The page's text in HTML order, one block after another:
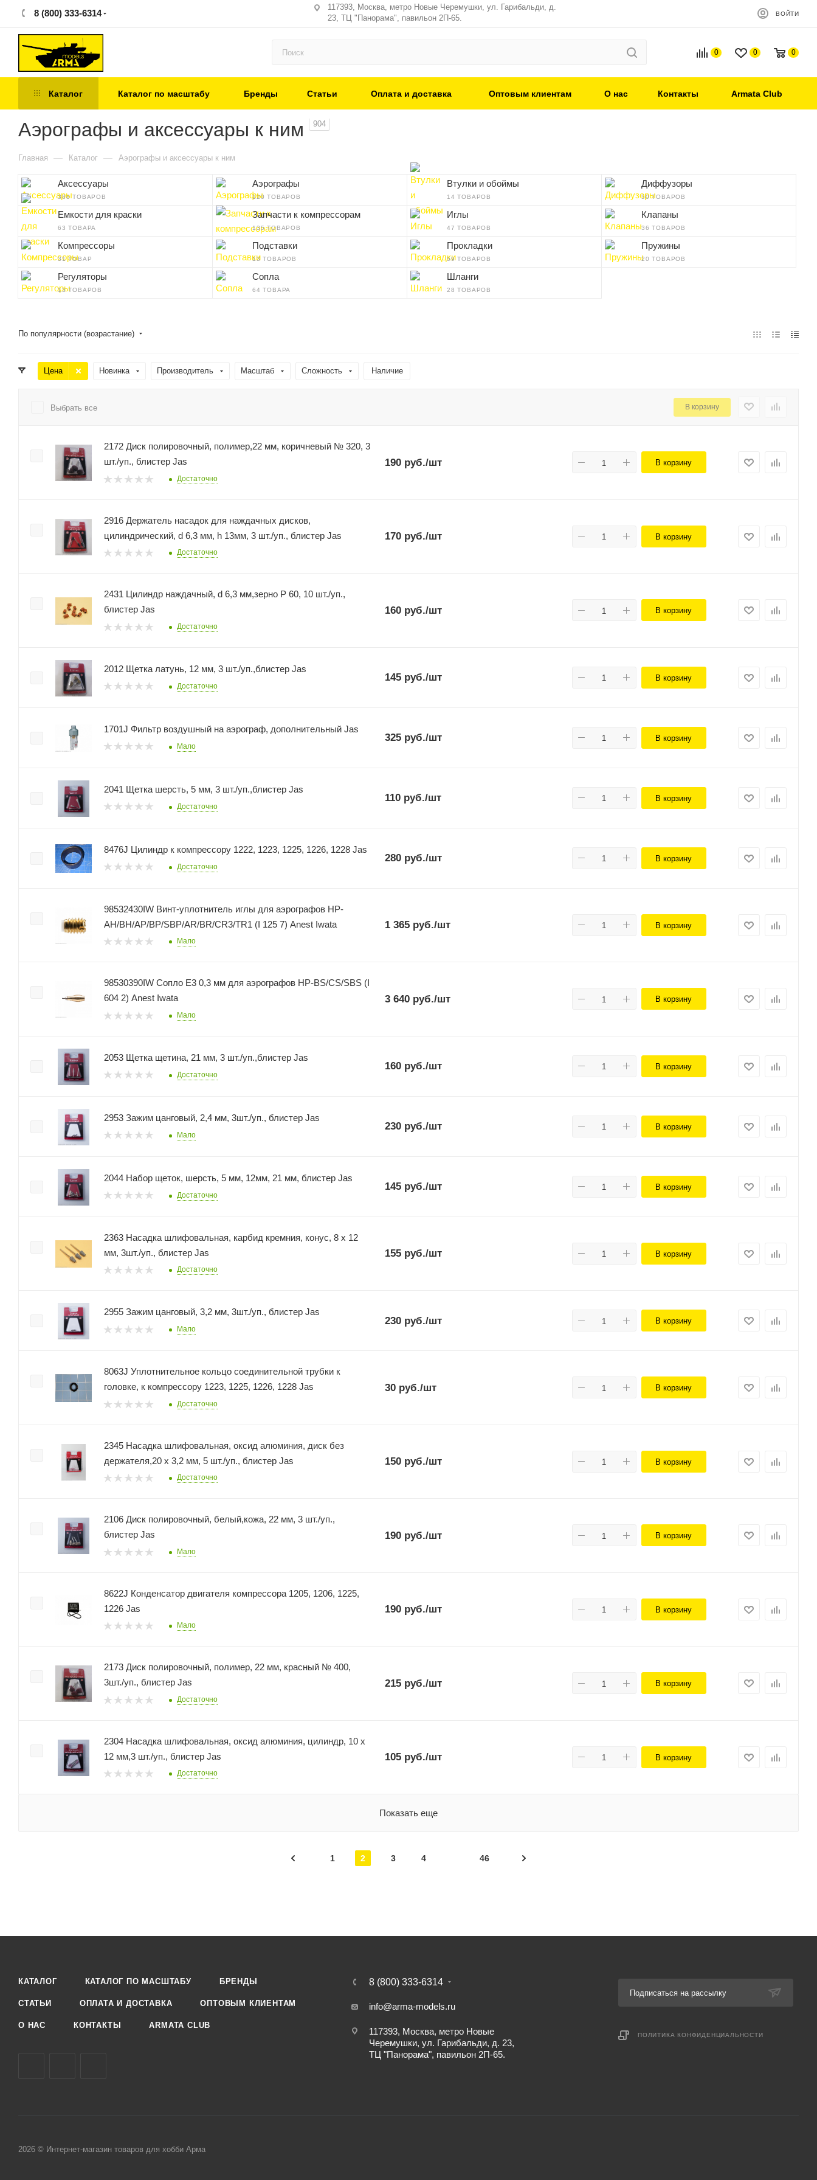
8 (800) 333-6314
117393, Москва, метро Новые Черемушки, ул. Гарибальди, д.
23, ТЦ "Панорама", павильон 2П-65.
ВОЙТИ
0 0 0
Каталог Каталог по масштабу Бренды Статьи Оплата и доставка Оптовым клиентам О нас Контакты Armata Club
Аэрографы и аксессуары к ним 904
Главная — Каталог — Аэрографы и аксессуары к ним
Аксессуары
388 ТОВАРОВ
Аэрографы
120 ТОВАРОВ
Втулки и обоймы
14 ТОВАРОВ
Диффузоры
50 ТОВАРОВ
Емкости для краски
63 ТОВАРА
Запчасти к компрессорам
135 ТОВАРОВ
Иглы
47 ТОВАРОВ
Клапаны
36 ТОВАРОВ
Компрессоры
31 ТОВАР
Подставки
13 ТОВАРОВ
Прокладки
59 ТОВАРОВ
Пружины
20 ТОВАРОВ
Регуляторы
13 ТОВАРОВ
Сопла
64 ТОВАРА
Шланги
28 ТОВАРОВ
По популярности (возрастание)
Цена Новинка Производитель Масштаб Сложность Наличие
Выбрать все В корзину
2172 Диск полировочный, полимер,22 мм, коричневый № 320, 3
шт./уп., блистер Jas
Достаточно
190руб./шт В корзину
2916 Держатель насадок для наждачных дисков,
цилиндрический, d 6,3 мм, h 13мм, 3 шт./уп., блистер Jas
Достаточно
170руб./шт В корзину
2431 Цилиндр наждачный, d 6,3 мм,зерно Р 60, 10 шт./уп.,
блистер Jas
Достаточно
160руб./шт В корзину
2012 Щетка латунь, 12 мм, 3 шт./уп.,блистер Jas
Достаточно
145руб./шт В корзину
1701J Фильтр воздушный на аэрограф, дополнительный Jas
Мало
325руб./шт В корзину
2041 Щетка шерсть, 5 мм, 3 шт./уп.,блистер Jas
Достаточно
110руб./шт В корзину
8476J Цилиндр к компрессору 1222, 1223, 1225, 1226, 1228 Jas
Достаточно
280руб./шт В корзину
98532430IW Винт-уплотнитель иглы для аэрографов HP-
AH/BH/AP/BP/SBP/AR/BR/CR3/TR1 (I 125 7) Anest Iwata
Мало
1 365руб./шт В корзину
98530390IW Сопло E3 0,3 мм для аэрографов HP-BS/CS/SBS (I
604 2) Anest Iwata
Мало
3 640руб./шт В корзину
2053 Щетка щетина, 21 мм, 3 шт./уп.,блистер Jas
Достаточно
160руб./шт В корзину
2953 Зажим цанговый, 2,4 мм, 3шт./уп., блистер Jas
Мало
230руб./шт В корзину
2044 Набор щеток, шерсть, 5 мм, 12мм, 21 мм, блистер Jas
Достаточно
145руб./шт В корзину
2363 Насадка шлифовальная, карбид кремния, конус, 8 х 12
мм, 3шт./уп., блистер Jas
Достаточно
155руб./шт В корзину
2955 Зажим цанговый, 3,2 мм, 3шт./уп., блистер Jas
Мало
230руб./шт В корзину
8063J Уплотнительное кольцо соединительной трубки к
головке, к компрессору 1223, 1225, 1226, 1228 Jas
Достаточно
30руб./шт В корзину
2345 Насадка шлифовальная, оксид алюминия, диск без
держателя,20 х 3,2 мм, 5 шт./уп., блистер Jas
Достаточно
150руб./шт В корзину
2106 Диск полировочный, белый,кожа, 22 мм, 3 шт./уп.,
блистер Jas
Мало
190руб./шт В корзину
8622J Конденсатор двигателя компрессора 1205, 1206, 1225,
1226 Jas
Мало
190руб./шт В корзину
2173 Диск полировочный, полимер, 22 мм, красный № 400,
3шт./уп., блистер Jas
Достаточно
215руб./шт В корзину
2304 Насадка шлифовальная, оксид алюминия, цилиндр, 10 х
12 мм,3 шт./уп., блистер Jas
Достаточно
105руб./шт В корзину
Показать еще
1 2 3 4 46
КАТАЛОГ КАТАЛОГ ПО МАСШТАБУ БРЕНДЫ
СТАТЬИ ОПЛАТА И ДОСТАВКА ОПТОВЫМ КЛИЕНТАМ
О НАС КОНТАКТЫ ARMATA CLUB
8 (800) 333-6314
info@arma-models.ru
117393, Москва, метро Новые
Черемушки, ул. Гарибальди, д. 23,
ТЦ "Панорама", павильон 2П-65.
Подписаться на рассылку
ПОЛИТИКА КОНФИДЕНЦИАЛЬНОСТИ
2026 © Интернет-магазин товаров для хобби Арма